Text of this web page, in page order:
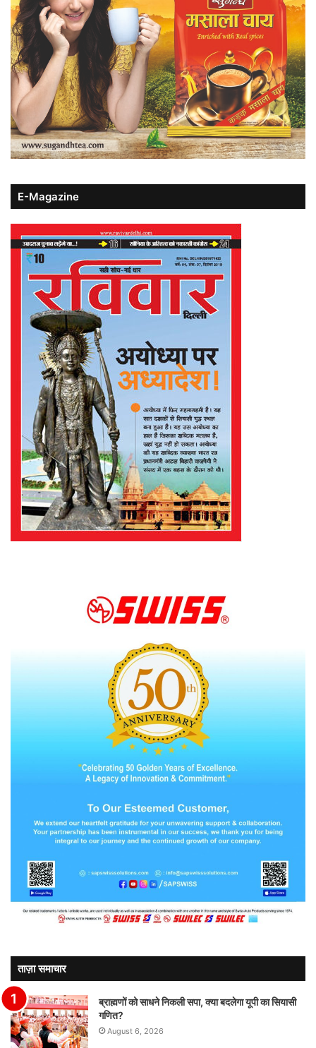
E-Magazine
ताज़ा समाचार
ब्राह्मणों को साधने निकली सपा, क्या बदलेगा यूपी का सियासी
गणित?
August 6, 2026